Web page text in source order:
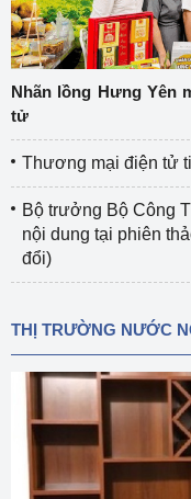
Nhãn lồng Hưng Yên
tử
Thương mại điện tử
Bộ trưởng Bộ Công
nội dung tại phiên
đổi)
THỊ TRƯỜNG NƯỚC